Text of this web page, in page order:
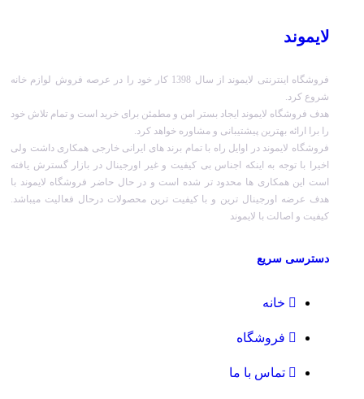
لایموند
فروشگاه اینترنتی لایموند از سال 1398 کار خود را در عرصه فروش لوازم خانه
شروع کرد.
هدف فروشگاه لایموند ایجاد بستر امن و مطمئن برای خرید است و تمام تلاش خود
را برا ارائه بهترین پیشتیبانی و مشاوره خواهد کرد.
فروشگاه لایموند در اوایل راه با تمام برند های ایرانی خارجی همکاری داشت ولی
اخیرا با توجه به اینکه اجناس بی کیفیت و غیر اورجینال در بازار گسترش یافته
است این همکاری ها محدود تر شده است و در حال حاضر فروشگاه لایموند با
هدف عرضه اورجینال ترین و با کیفیت ترین محصولات درحال فعالیت میباشد.
کیفیت و اصالت با لایموند
دسترسی سریع
خانه
فروشگاه
تماس با ما